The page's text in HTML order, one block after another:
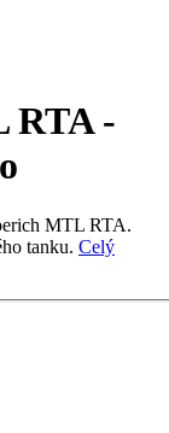
RTA -
MTL RTA.
tanku. Celý